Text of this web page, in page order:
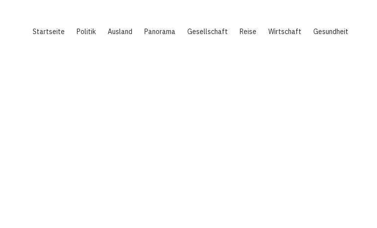
Startseite Politik Ausland Panorama Gesellschaft Reise Wirtschaft Gesundheit